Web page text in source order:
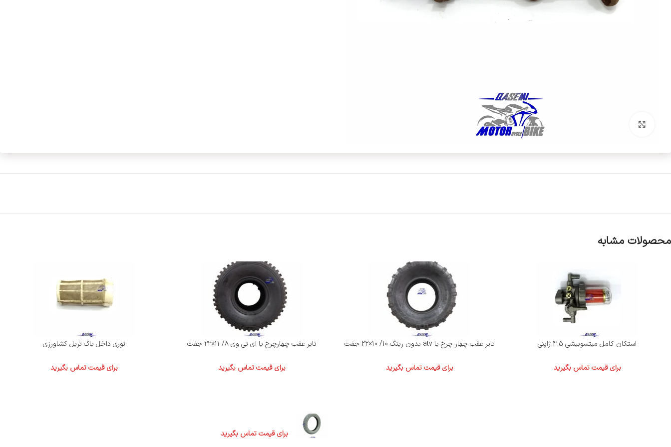
محصولات مشابه
استکان کامل میتسوبیشی 4.5 ژاپنی
برای قیمت تماس بگیرید
تایر عقب چهار چرخ یا atv بدون رینگ 10/ 10×22 جفت
برای قیمت تماس بگیرید
تایر عقب چهارچرخ یا ای تی وی ۸/ ۱۱×۲۲ جفت
برای قیمت تماس بگیرید
توری داخل باک تریل کشاورزی
برای قیمت تماس بگیرید
برای قیمت تماس بگیرید